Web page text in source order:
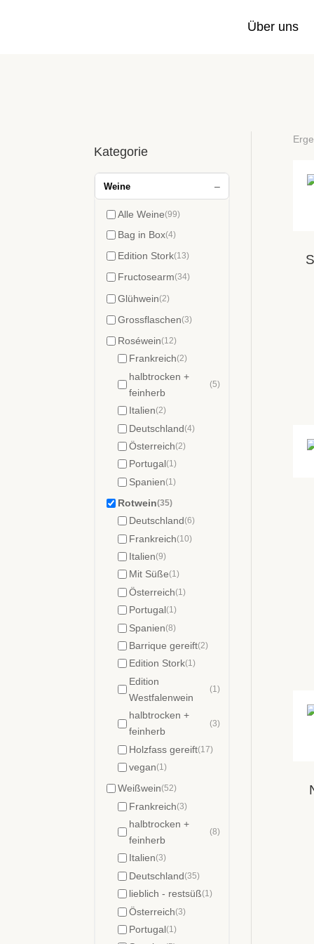
Über uns
Kategorie
Weine –
Alle Weine(99)
Bag in Box(4)
Edition Stork(13)
Fructosearm(34)
Glühwein(2)
Grossflaschen(3)
Roséwein(12)
Frankreich(2)
halbtrocken +
feinherb
(5)
Italien(2)
Deutschland(4)
Österreich(2)
Portugal(1)
Spanien(1)
Rotwein(35)
Deutschland(6)
Frankreich(10)
Italien(9)
Mit Süße(1)
Österreich(1)
Portugal(1)
Spanien(8)
Barrique gereift(2)
Edition Stork(1)
Edition
Westfalenwein
(1)
halbtrocken +
feinherb
(3)
Holzfass gereift(17)
vegan(1)
Weißwein(52)
Frankreich(3)
halbtrocken +
feinherb
(8)
Italien(3)
Deutschland(35)
lieblich - restsüß(1)
Österreich(3)
Portugal(1)